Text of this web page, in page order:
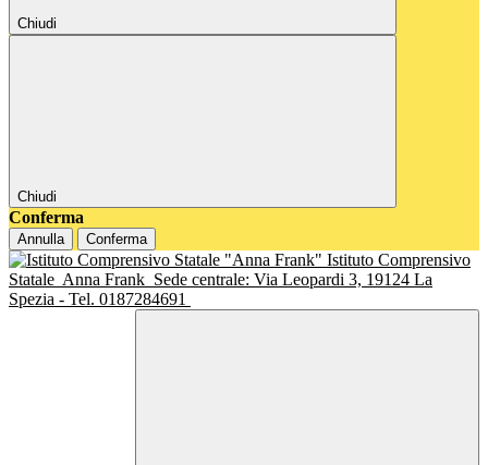
Chiudi
Chiudi
Conferma
Annulla Conferma
Istituto Comprensivo
Statale Anna Frank Sede centrale: Via Leopardi 3, 19124 La
Spezia - Tel. 0187284691